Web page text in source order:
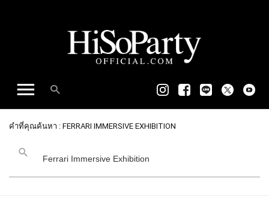
คำที่คุณค้นหา : FERRARI IMMERSIVE EXHIBITION